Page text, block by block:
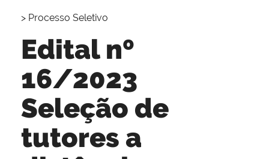
> Processo Seletivo
Edital nº
16/2023
Seleção de
tutores a